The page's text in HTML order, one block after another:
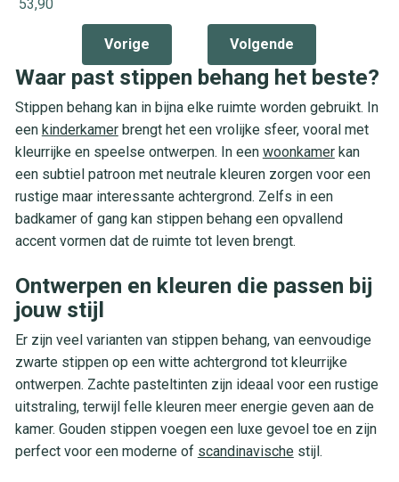
53,90
Vorige Volgende
Waar past stippen behang het beste?
Stippen behang kan in bijna elke ruimte worden gebruikt. In
een kinderkamerbrengt het een vrolijke sfeer, vooral met
kleurrijke en speelse ontwerpen. In een woonkamerkan
een subtiel patroon met neutrale kleuren zorgen voor een
rustige maar interessante achtergrond. Zelfs in een
badkamer of gang kan stippen behang een opvallend
accent vormen dat de ruimte tot leven brengt.
Ontwerpen en kleuren die passen bij
jouw stijl
Er zijn veel varianten van stippen behang, van eenvoudige
zwarte stippen op een witte achtergrond tot kleurrijke
ontwerpen. Zachte pasteltinten zijn ideaal voor een rustige
uitstraling, terwijl felle kleuren meer energie geven aan de
kamer. Gouden stippen voegen een luxe gevoel toe en zijn
perfect voor een moderne of scandinavischestijl.